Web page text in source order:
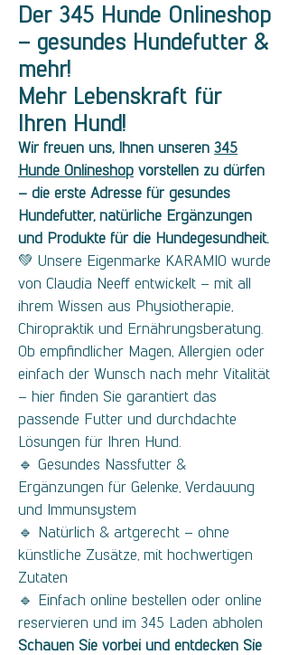
Der 345 Hunde Onlineshop
– gesundes Hundefutter &
mehr!
Mehr Lebenskraft für
Ihren Hund!
Wir freuen uns, Ihnen unseren 345
Hunde Onlineshop vorstellen zu dürfen
– die erste Adresse für gesundes
Hundefutter, natürliche Ergänzungen
und Produkte für die Hundegesundheit.
💚 Unsere Eigenmarke KARAMIO wurde
von Claudia Neeff entwickelt – mit all
ihrem Wissen aus Physiotherapie,
Chiropraktik und Ernährungsberatung.
Ob empfindlicher Magen, Allergien oder
einfach der Wunsch nach mehr Vitalität
– hier finden Sie garantiert das
passende Futter und durchdachte
Lösungen für Ihren Hund.
🔹 Gesundes Nassfutter &
Ergänzungen für Gelenke, Verdauung
und Immunsystem
🔹 Natürlich & artgerecht – ohne
künstliche Zusätze, mit hochwertigen
Zutaten
🔹 Einfach online bestellen oder online
reservieren und im 345 Laden abholen
Schauen Sie vorbei und entdecken Sie